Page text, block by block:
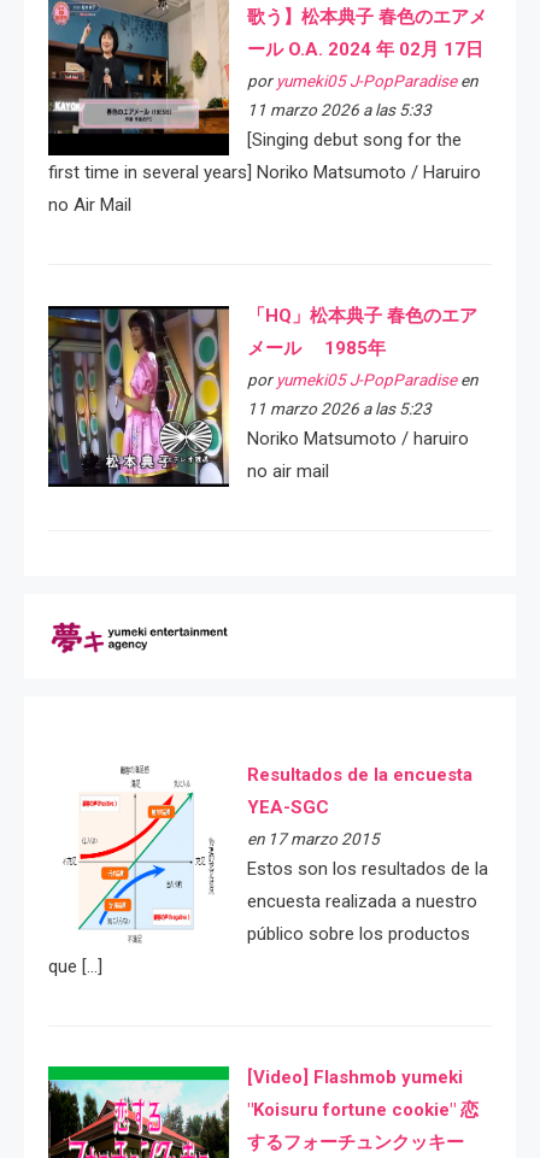
歌う】松本典子 春色のエアメ
ール O.A. 2024 年 02月 17日
por yumeki05 J-PopParadiseen
11 marzo 2026 a las 5:33
[Singing debut song for the
first time in several years] Noriko Matsumoto / Haruiro
no Air Mail
「HQ」松本典子 春色のエア
メール 1985年
por yumeki05 J-PopParadiseen
11 marzo 2026 a las 5:23
Noriko Matsumoto / haruiro
no air mail
Resultados de la encuesta
YEA-SGC
en 17 marzo 2015
Estos son los resultados de la
encuesta realizada a nuestro
público sobre los productos
que […]
[Video] Flashmob yumeki
"Koisuru fortune cookie" 恋
するフォーチュンクッキー